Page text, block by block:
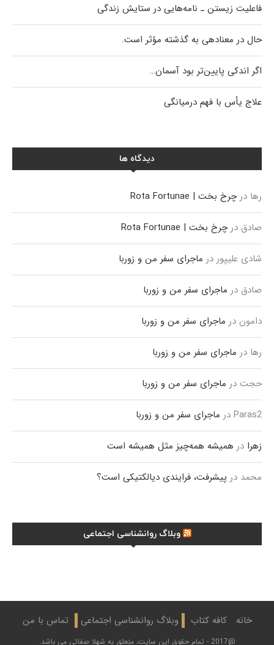
فاعلیت زیستن ـ نامه‌هایی در ستایش زندگی
حال در معنادهی به گذشته مؤثر است.
اگر اندکی پایین‌تر بود آسمان…
علاج یأس با فهم درمیانگی
دیدگاه ها
رها درچرخ بخت | Rota Fortunae
صادق درچرخ بخت | Rota Fortunae
شادی علیپور در ماجرای سفر من و زوربا
صادق در ماجرای سفر من و زوربا
دامون در ماجرای سفر من و زوربا
رها در ماجرای سفر من و زوربا
حجت در ماجرای سفر من و زوربا
Paras2 در ماجرای سفر من و زوربا
زهرا در همیشه همه‌چیز مثل همیشه است
محمد در پیشرفت، فرایندی دیالکتیکی است؟
وبلاگ روانشناسی اجتماعی
خانه کافه کتاب وبلاگ روانشناسی اجتماعی تماس با من
@2017 - تمام حقوق این سایت، متعلق به شهلا صفائی می باشد.